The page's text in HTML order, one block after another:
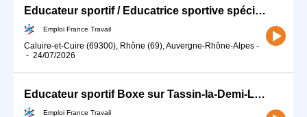
Educateur sportif / Educatrice sportive spécialisé(e) en activité (H/F)
Emploi France Travail
Caluire-et-Cuire (69300), Rhône (69), Auvergne-Rhône-Alpes -
- 24/07/2026
Educateur sportif Boxe sur Tassin-la-Demi-Lune (69) (H/F)
Emploi France Travail